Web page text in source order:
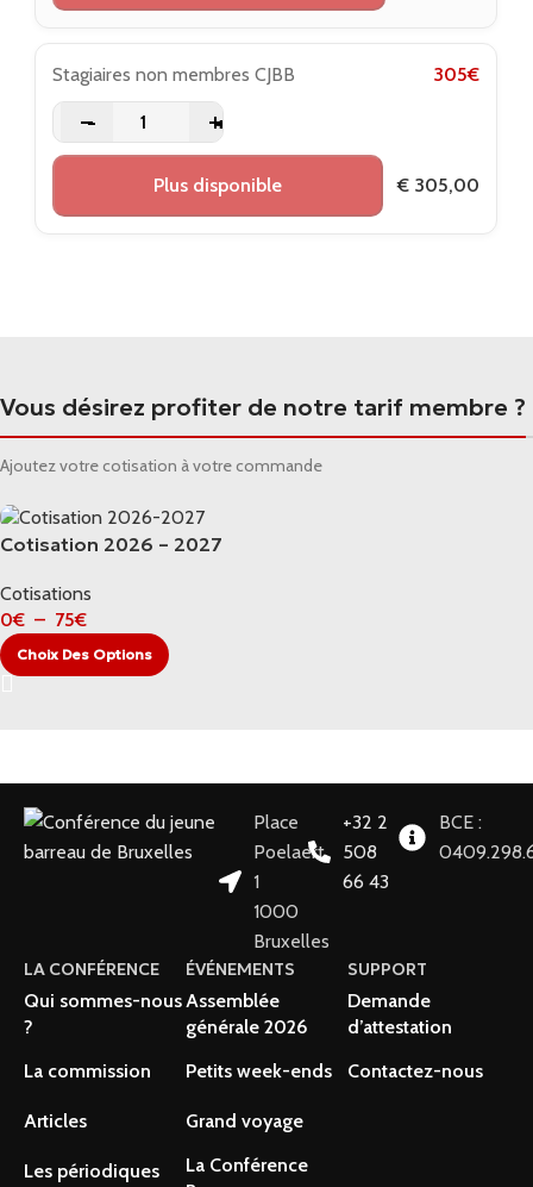
Stagiaires non membres CJBB 305€
- +
Plus disponible € 305,00
Vous désirez profiter de notre tarif membre ?
Ajoutez votre cotisation à votre commande
Cotisation 2026 – 2027
Cotisations
0€ – 75€
Choix Des Options
Place
Poelaert
1
1000
Bruxelles
+32 2
508
66 43
BCE :
LA CONFÉRENCE
Qui sommes-nous
?
La commission
Articles
Les périodiques
ÉVÉNEMENTS
Assemblée
générale 2026
Petits week-ends
Grand voyage
La Conférence
SUPPORT
Demande
d’attestation
Contactez-nous